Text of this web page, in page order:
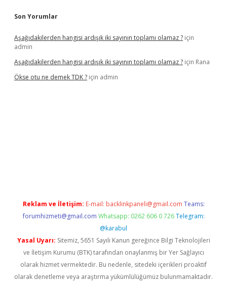
Son Yorumlar
Aşağıdakilerden hangisi ardışık iki sayının toplamı olamaz ? için
admin
Aşağıdakilerden hangisi ardışık iki sayının toplamı olamaz ? için Rana
Ökse otu ne demek TDK ? için admin
Reklam ve İletişim: E-mail: backlinkpaneli@gmail.com Teams:
forumhizmeti@gmail.com Whatsapp: 0262 606 0 726 Telegram:
@karabul
Yasal Uyarı: Sitemiz, 5651 Sayılı Kanun gereğince Bilgi Teknolojileri
ve İletişim Kurumu (BTK) tarafından onaylanmış bir Yer Sağlayıcı
olarak hizmet vermektedir. Bu nedenle, sitedeki içerikleri proaktif
olarak denetleme veya araştırma yükümlülüğümüz bulunmamaktadır.